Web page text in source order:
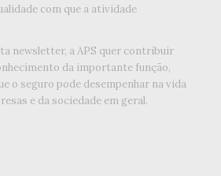
com que a atividade
newsletter, a APS quer contribuir
da importante função,
o seguro pode desempenhar na vida
e da sociedade em geral.